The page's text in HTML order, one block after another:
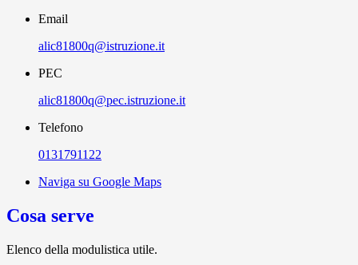
Email
alic81800q@istruzione.it
PEC
alic81800q@pec.istruzione.it
Telefono
0131791122
Naviga su Google Maps
Cosa serve
Elenco della modulistica utile.